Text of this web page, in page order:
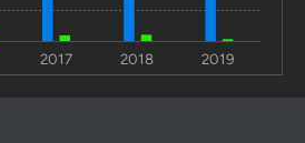
2017 2018 2019